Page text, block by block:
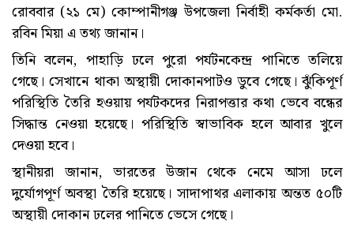
রোববার (২১ মে) কোম্পানীগঞ্জ উপজেলা নির্বাহী কর্মকর্তা মো.
রবিন মিয়া এ তথ্য জানান।
তিনি বলেন, পাহাড়ি ঢলে পুরো পর্যটনকেন্দ্র পানিতে তলিয়ে
গেছে। সেখানে থাকা অস্থায়ী দোকানপাটও ডুবে গেছে। ঝুঁকিপূর্ণ
পরিস্থিতি তৈরি হওয়ায় পর্যটকদের নিরাপত্তার কথা ভেবে বন্ধের
সিদ্ধান্ত নেওয়া হয়েছে। পরিস্থিতি স্বাভাবিক হলে আবার খুলে
দেওয়া হবে।
স্থানীয়রা জানান, ভারতের উজান থেকে নেমে আসা ঢলে
দুর্যোগপূর্ণ অবস্থা তৈরি হয়েছে। সাদাপাথর এলাকায় অন্তত ৫০টি
অস্থায়ী দোকান ঢলের পানিতে ভেসে গেছে।